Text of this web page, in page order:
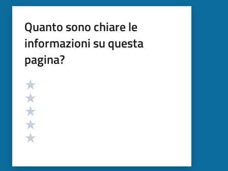
Quanto sono chiare le
informazioni su questa
pagina?
Valutazione